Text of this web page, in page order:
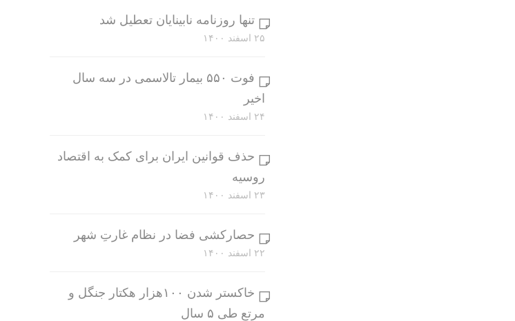
تنها روزنامه نابینایان تعطیل شد
۲۵ اسفند ۱۴۰۰
فوت ۵۵۰ بیمار تالاسمی در سه سال
اخیر
۲۴ اسفند ۱۴۰۰
حذف قوانین ایران برای کمک به اقتصاد
روسیه
۲۳ اسفند ۱۴۰۰
حصارکشی فضا در نظام غارتِ شهر
۲۲ اسفند ۱۴۰۰
خاکستر شدن ۱۰۰هزار هکتار جنگل و
مرتع طی ۵ سال